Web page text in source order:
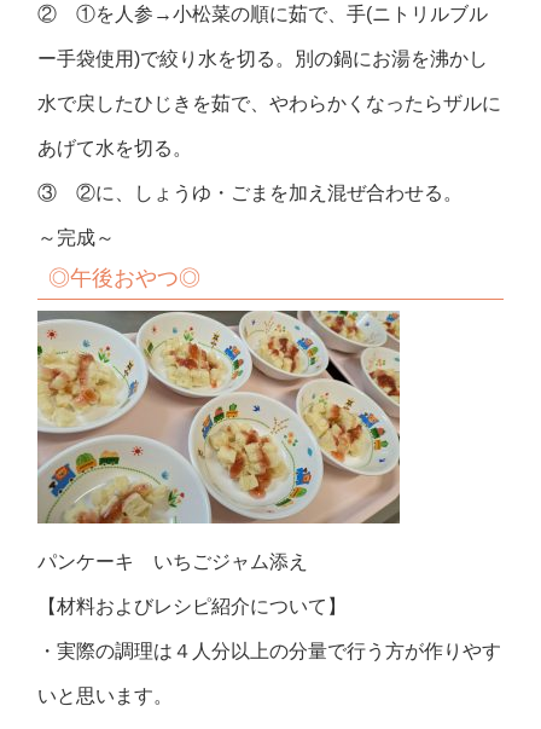
② ①を人参→小松菜の順に茹で、手(ニトリルブル
ー手袋使用)で絞り水を切る。別の鍋にお湯を沸かし
水で戻したひじきを茹で、やわらかくなったらザルに
あげて水を切る。
③ ②に、しょうゆ・ごまを加え混ぜ合わせる。
～完成～
◎午後おやつ◎
パンケーキ いちごジャム添え
【材料およびレシピ紹介について】
・実際の調理は４人分以上の分量で行う方が作りやす
いと思います。